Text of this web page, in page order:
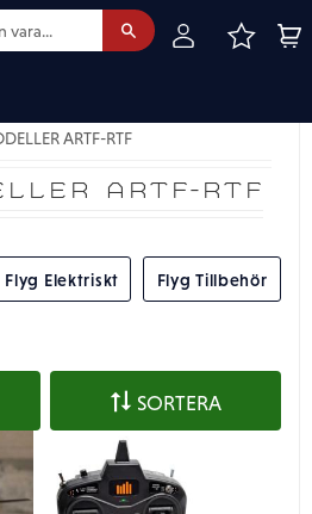
ARTF-RTF
ARTF-RTF
Flyg Elektriskt Flyg Tillbehör
SORTERA